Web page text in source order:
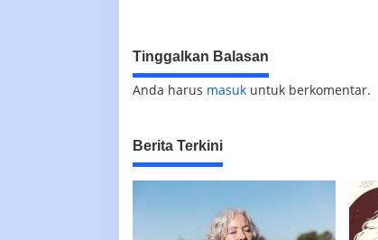
Tinggalkan Balasan
Anda harus masuk untuk berkomentar.
Berita Terkini